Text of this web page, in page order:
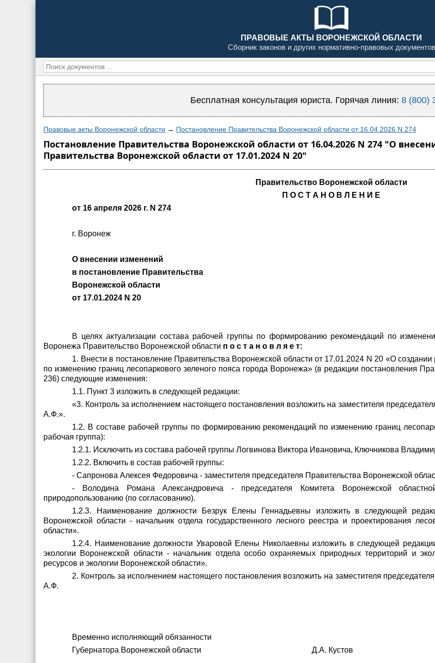
ПРАВОВЫЕ АКТЫ ВОРОНЕЖСКОЙ ОБЛАСТИ
Сборник законов и других нормативно-правовых документов
Бесплатная консультация юриста. Горячая линия: 8 (800)
Правовые акты Воронежской области → Постановление Правительства Воронежской области от 16.04.2026 N 274
Постановление Правительства Воронежской области от 16.04.2026 N 274 "О
Правительства Воронежской области от 17.01.2024 N 20"
Правительство Воронежской области
П О С Т А Н О В Л Е Н И Е
от 16 апреля 2026 г. N 274
г. Воронеж
О внесении изменений
в постановление Правительства
Воронежской области
от 17.01.2024 N 20
В целях актуализации состава рабочей группы по формированию рекомендаций по
Воронежа Правительство Воронежской области п о с т а н о в л я е т:
1. Внести в постановление Правительства Воронежской области от 17.01.2024 N 20 «О
по изменению границ лесопаркового зеленого пояса города Воронежа» (в редакции постановления
236) следующие изменения:
1.1. Пункт 3 изложить в следующей редакции:
«3. Контроль за исполнением настоящего постановления возложить на заместителя
А.Ф.».
1.2. В составе рабочей группы по формированию рекомендаций по изменению границ
рабочая группа):
1.2.1. Исключить из состава рабочей группы Логвинова Виктора Ивановича, Ключникова
1.2.2. Включить в состав рабочей группы:
- Сапронова Алексея Федоровича - заместителя председателя Правительства Воронежской
- Володина Романа Александровича - председателя Комитета Воронежской
природопользованию (по согласованию).
1.2.3. Наименование должности Безрук Елены Геннадьевны изложить в следующей
Воронежской области - начальник отдела государственного лесного реестра и проектирования
области».
1.2.4. Наименование должности Уваровой Елены Николаевны изложить в следующей
экологии Воронежской области - начальник отдела особо охраняемых природных территорий и
ресурсов и экологии Воронежской области».
2. Контроль за исполнением настоящего постановления возложить на заместителя
А.Ф.
Временно исполняющий обязанности
Губернатора Воронежской области Д.А. Кустов